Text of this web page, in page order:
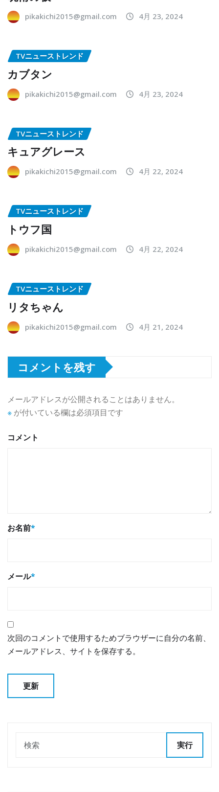
pikakichi2015@gmail.com 4月 23, 2024
TVニューストレンド
カブタン
pikakichi2015@gmail.com 4月 23, 2024
TVニューストレンド
キュアグレース
pikakichi2015@gmail.com 4月 22, 2024
TVニューストレンド
トウフ国
pikakichi2015@gmail.com 4月 22, 2024
TVニューストレンド
リタちゃん
pikakichi2015@gmail.com 4月 21, 2024
コメントを残す
メールアドレスが公開されることはありません。
※ が付いている欄は必須項目です
コメント
お名前*
メール*
次回のコメントで使用するためブラウザーに自分の名前、
メールアドレス、サイトを保存する。
実行